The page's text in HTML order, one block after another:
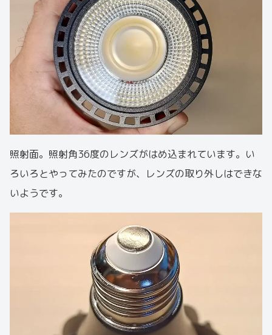
照射面。照射角36度のレンズがはめ込まれています。い
ろいろとやってみたのですが、レンズの取り外しはできな
いようです。